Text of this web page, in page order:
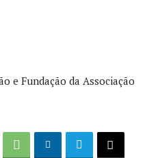
e Fundação da Associação